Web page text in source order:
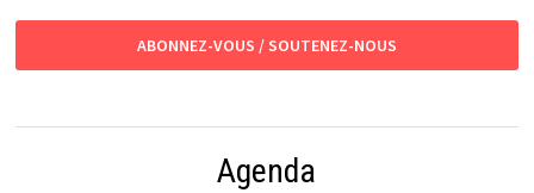
ABONNEZ-VOUS / SOUTENEZ-NOUS
Agenda